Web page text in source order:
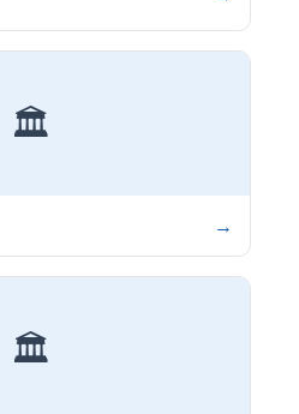
🏛
→
🏛